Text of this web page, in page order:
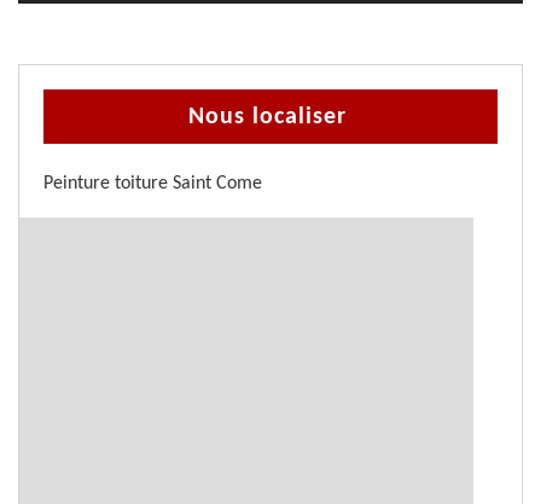
Nous localiser
Peinture toiture Saint Come